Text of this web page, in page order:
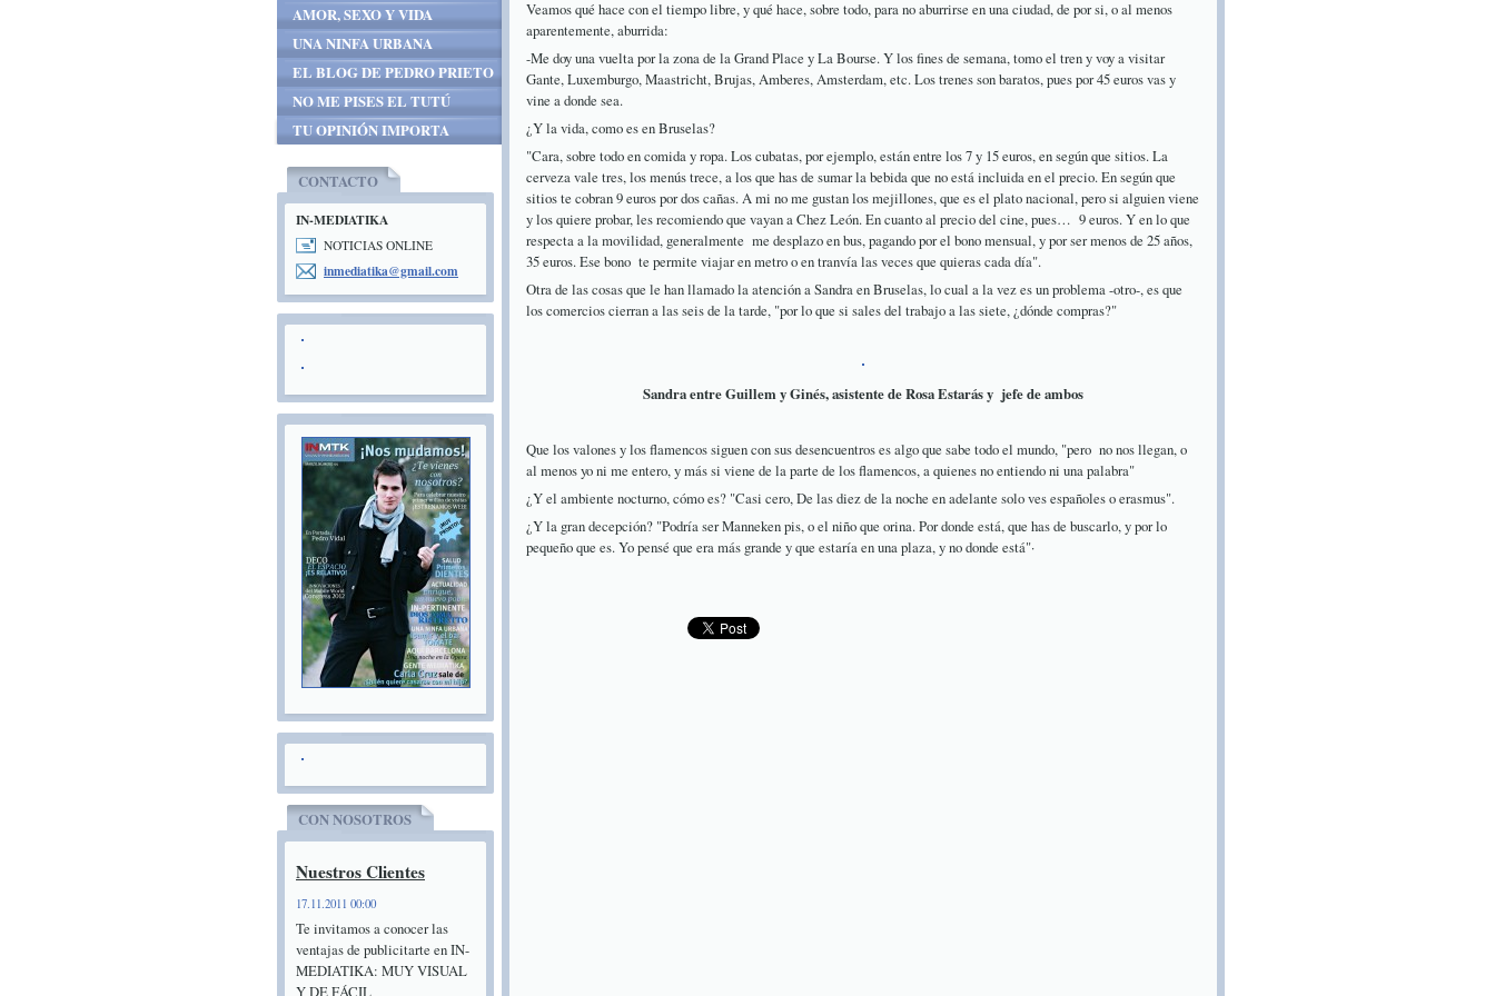
Veamos qué hace con el tiempo libre, y qué hace, sobre todo, para no aburrirse en una ciudad, de por si, o al menos
aparentemente, aburrida:
-Me doy una vuelta por la zona de la Grand Place y La Bourse. Y los fines de semana, tomo el tren y voy a visitar
Gante, Luxemburgo, Maastricht, Brujas, Amberes, Amsterdam, etc. Los trenes son baratos, pues por 45 euros vas y
vine a donde sea.
¿Y la vida, como es en Bruselas?
"Cara, sobre todo en comida y ropa. Los cubatas, por ejemplo, están entre los 7 y 15 euros, en según que sitios. La
cerveza vale tres, los menús trece, a los que has de sumar la bebida que no está incluida en el precio. En según que
sitios te cobran 9 euros por dos cañas. A mi no me gustan los mejillones, que es el plato nacional, pero si alguien viene
y los quiere probar, les recomiendo que vayan a Chez León. En cuanto al precio del cine, pues… 9 euros. Y en lo que
respecta a la movilidad, generalmente me desplazo en bus, pagando por el bono mensual, y por ser menos de 25 años,
35 euros. Ese bono te permite viajar en metro o en tranvía las veces que quieras cada día".
Otra de las cosas que le han llamado la atención a Sandra en Bruselas, lo cual a la vez es un problema -otro-, es que
los comercios cierran a las seis de la tarde, "por lo que si sales del trabajo a las siete, ¿dónde compras?"
Sandra entre Guillem y Ginés, asistente de Rosa Estarás y jefe de ambos
Que los valones y los flamencos siguen con sus desencuentros es algo que sabe todo el mundo, "pero no nos llegan, o
al menos yo ni me entero, y más si viene de la parte de los flamencos, a quienes no entiendo ni una palabra"
¿Y el ambiente nocturno, cómo es? "Casi cero, De las diez de la noche en adelante solo ves españoles o erasmus".
¿Y la gran decepción? "Podría ser Manneken pis, o el niño que orina. Por donde está, que has de buscarlo, y por lo
pequeño que es. Yo pensé que era más grande y que estaría en una plaza, y no donde está"·
AMOR, SEXO Y VIDA
UNA NINFA URBANA
EL BLOG DE PEDRO PRIETO
NO ME PISES EL TUTÚ
TU OPINIÓN IMPORTA
CONTACTO
IN-MEDIATIKA
NOTICIAS ONLINE
inmediatika@gmail.com
CON NOSOTROS
Nuestros Clientes
17.11.2011 00:00
Te invitamos a conocer las
ventajas de publicitarte en IN-
MEDIATIKA: MUY VISUAL
Y DE FÁCIL